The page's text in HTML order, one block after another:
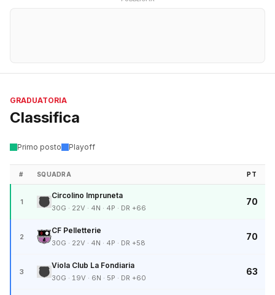
GRADUATORIA
Classifica
Primo posto Playoff
# SQUADRA PT
1
Circolino Impruneta
30G · 22V · 4N · 4P · DR +66
70
2
CF Pelletterie
30G · 22V · 4N · 4P · DR +58
70
3
Viola Club La Fondiaria
30G · 19V · 6N · 5P · DR +60
63